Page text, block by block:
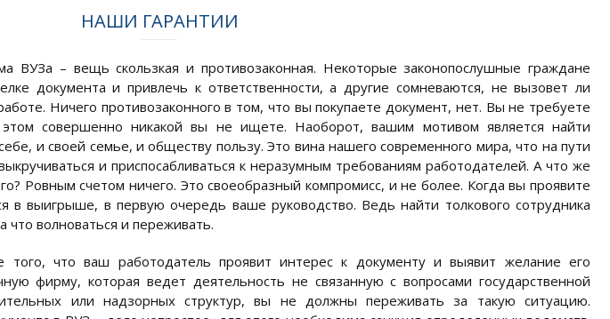
НАШИ ГАРАНТИИ
ВУЗа – вещь скользкая и противозаконная. Некоторые законопослушные граждане
документа и привлечь к ответственности, а другие сомневаются, не вызовет ли
Ничего противозаконного в том, что вы покупаете документ, нет. Вы не требуете
совершенно никакой вы не ищете. Наоборот, вашим мотивом является найти
и своей семье, и обществу пользу. Это вина нашего современного мира, что на пути
и приспосабливаться к неразумным требованиям работодателей. А что же
Ровным счетом ничего. Это своеобразный компромисс, и не более. Когда вы проявите
в выигрыше, в первую очередь ваше руководство. Ведь найти толкового сотрудника
что волноваться и переживать.
того, что ваш работодатель проявит интерес к документу и выявит желание его
фирму, которая ведет деятельность не связанную с вопросами государственной
или надзорных структур, вы не должны переживать за такую ситуацию.